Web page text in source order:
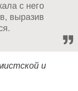
с него
выразив
и